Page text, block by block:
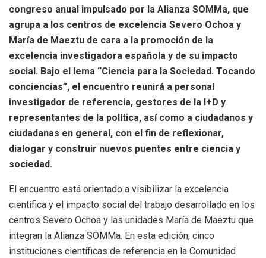
congreso anual impulsado por la Alianza SOMMa, que
agrupa a los centros de excelencia Severo Ochoa y
María de Maeztu de cara a la promoción de la
excelencia investigadora española y de su impacto
social. Bajo el lema “Ciencia para la Sociedad. Tocando
conciencias”, el encuentro reunirá a personal
investigador de referencia, gestores de la I+D y
representantes de la política, así como a ciudadanos y
ciudadanas en general, con el fin de reflexionar,
dialogar y construir nuevos puentes entre ciencia y
sociedad.
El encuentro está orientado a visibilizar la excelencia
científica y el impacto social del trabajo desarrollado en los
centros Severo Ochoa y las unidades María de Maeztu que
integran la Alianza SOMMa. En esta edición, cinco
instituciones científicas de referencia en la Comunidad